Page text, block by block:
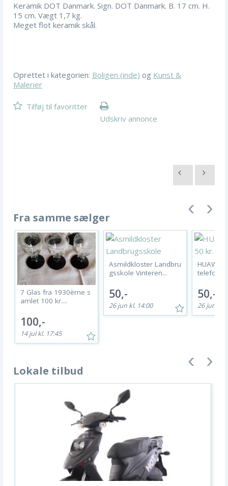
Keramik DOT Danmark. Sign. DOT Danmark. B. 17 cm. H.
15 cm. Vægt 1,7 kg.
Meget flot keramik skål.
Oprettet i kategorien: Boligen (inde) og Kunst &
Malerier
Tilføj til favoritter
Udskriv annonce
Fra samme sælger
7 Glas fra 1930èrne s
amlet 100 kr....
100,-
14 jul kl. 17:45
Asmildkloster Landbru
gsskole Vinteren...
50,-
26 jun kl. 14:00
HUAWEI
telefon...
50,-
26 jun kl.
Lokale tilbud